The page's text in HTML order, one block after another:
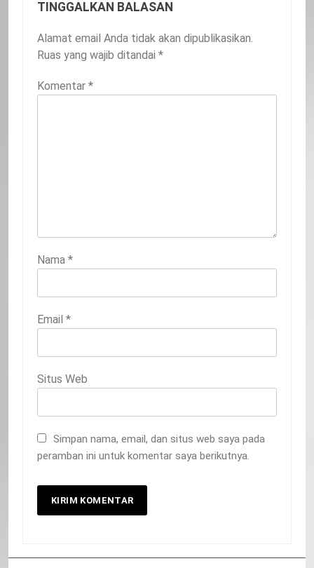
TINGGALKAN BALASAN
Alamat email Anda tidak akan dipublikasikan.
Ruas yang wajib ditandai *
Komentar *
Nama *
Email *
Situs Web
Simpan nama, email, dan situs web saya pada
peramban ini untuk komentar saya berikutnya.